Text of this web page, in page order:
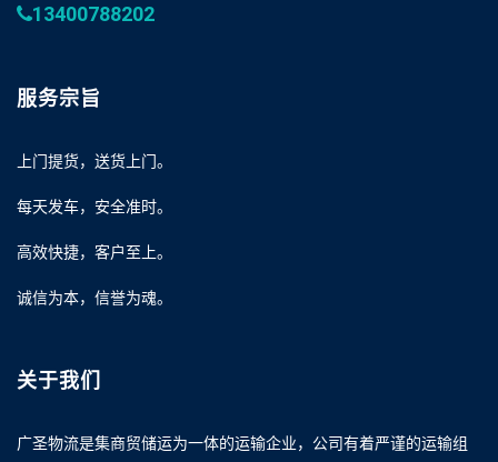
13400788202
服务宗旨
上门提货，送货上门。
每天发车，安全准时。
高效快捷，客户至上。
诚信为本，信誉为魂。
关于我们
广圣物流是集商贸储运为一体的运输企业，公司有着严谨的运输组